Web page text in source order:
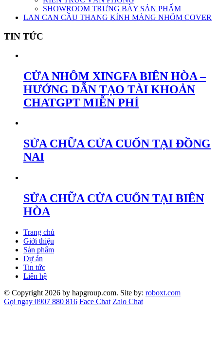
SHOWROOM TRƯNG BÀY SẢN PHẨM
LAN CAN CẦU THANG KÍNH MÁNG NHÔM COVER
TIN TỨC
CỬA NHÔM XINGFA BIÊN HÒA –
HƯỚNG DẪN TẠO TÀI KHOẢN
CHATGPT MIỄN PHÍ
SỬA CHỮA CỬA CUỐN TẠI ĐỒNG
NAI
SỬA CHỮA CỬA CUỐN TẠI BIÊN
HÒA
Trang chủ
Giới thiệu
Sản phẩm
Dự án
Tin tức
Liên hệ
© Copyright 2026 by hapgroup.com. Site by: roboxt.com
Gọi ngay 0907 880 816 Face Chat Zalo Chat